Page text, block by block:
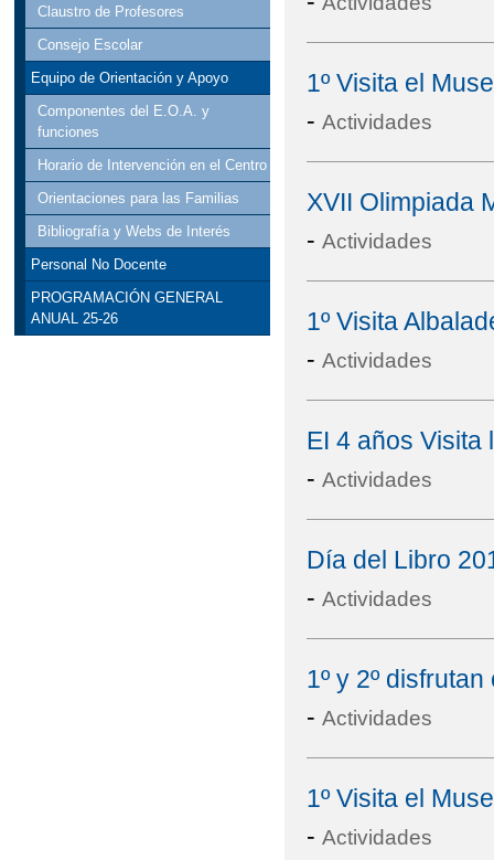
Claustro de Profesores
Consejo Escolar
Equipo de Orientación y Apoyo
Componentes del E.O.A. y
funciones
Horario de Intervención en el Centro
Orientaciones para las Familias
Bibliografía y Webs de Interés
Personal No Docente
PROGRAMACIÓN GENERAL
ANUAL 25-26
1º Visita el
- Actividades
XVII Olimpiada
- Actividades
1º Visita
- Actividades
EI 4 años Visita
- Actividades
Día del Libro
- Actividades
1º y 2º
- Actividades
1º Visita el
- Actividades